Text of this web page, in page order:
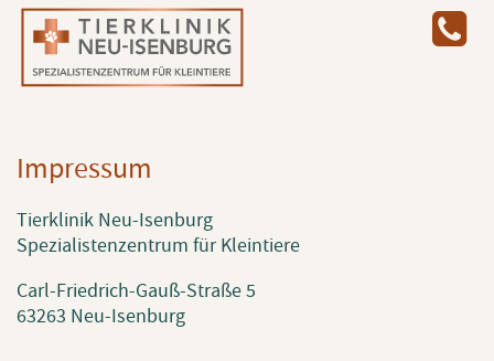
Im­pres­sum
Tier­kli­nik Neu-Isen­burg
Spe­zia­lis­ten­zen­trum für Klein­tie­re
Carl-Fried­rich-Gauß-Stra­ße 5
63263 Neu-Isen­burg